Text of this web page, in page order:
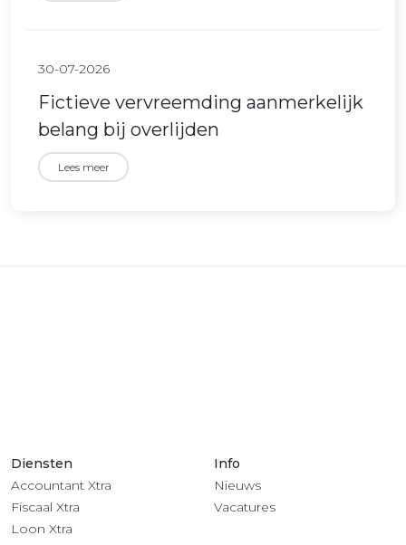
30-07-2026
Fictieve vervreemding aanmerkelijk
belang bij overlijden
Lees meer
Diensten
Accountant Xtra
Fiscaal Xtra
Loon Xtra
Info
Nieuws
Vacatures